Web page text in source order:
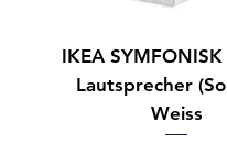
IKEA
Lautsprecher
Weiss